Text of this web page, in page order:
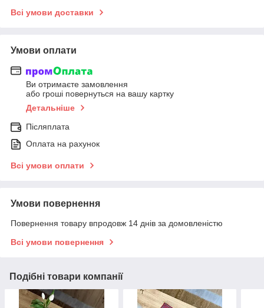
Всі умови доставки
Умови оплати
Ви отримаєте замовлення
або гроші повернуться на вашу картку
Детальніше
Післяплата
Оплата на рахунок
Всі умови оплати
Умови повернення
Повернення товару впродовж 14 днів за домовленістю
Всі умови повернення
Подібні товари компанії